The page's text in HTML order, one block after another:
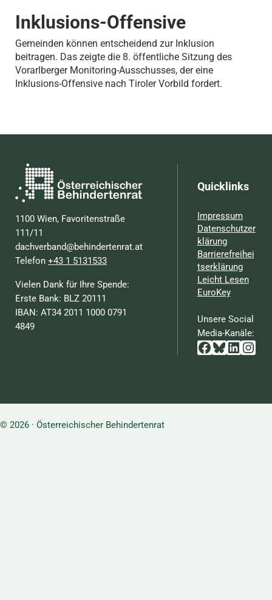
Inklusions-Offensive
Gemeinden können entscheidend zur Inklusion
beitragen. Das zeigte die 8. öffentliche Sitzung des
Vorarlberger Monitoring-Ausschusses, der eine
Inklusions-Offensive nach Tiroler Vorbild fordert.
1100 Wien, Favoritenstraße
111/11
dachverband@behindertenrat.at
Telefon+43 1 5131533
Vielen Dank für Ihre Spende:
Erste Bank: BLZ 20111
IBAN: AT34 2011 1000 0791
4849
Quicklinks
Impressum
Datenschutzer
klärung
Barrierefreihei
tserklärung
Leicht Lesen
EuroKey
Unsere Social
Media-Kanäle:
Facebook
Bluesky
© 2026 · Österreichischer Behindertenrat